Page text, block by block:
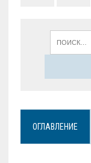
ОГЛАВЛЕНИЕ